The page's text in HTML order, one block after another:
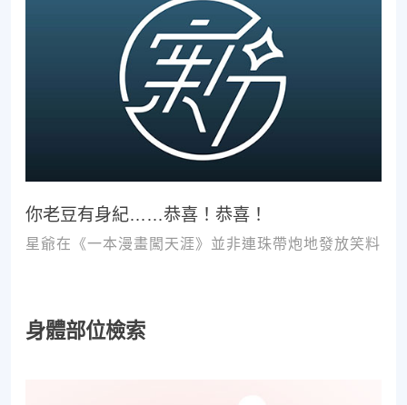
你老豆有身紀……恭喜！恭喜！
星爺在《一本漫畫闖天涯》並非連珠帶炮地發放笑料
身體部位檢索